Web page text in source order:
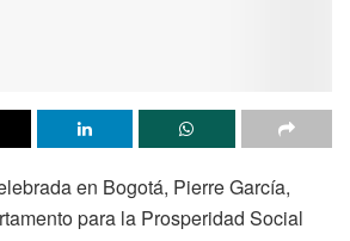
en Bogotá, Pierre García,
para la Prosperidad Social